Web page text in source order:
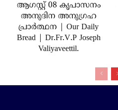
ആഗസ്റ്റ് 08 കൃപാസനം
അനുദിന അനുഗ്രഹ
പ്രാർത്ഥന | Our Daily
Bread | Dr.Fr.V.P Joseph
Valiyaveettil.